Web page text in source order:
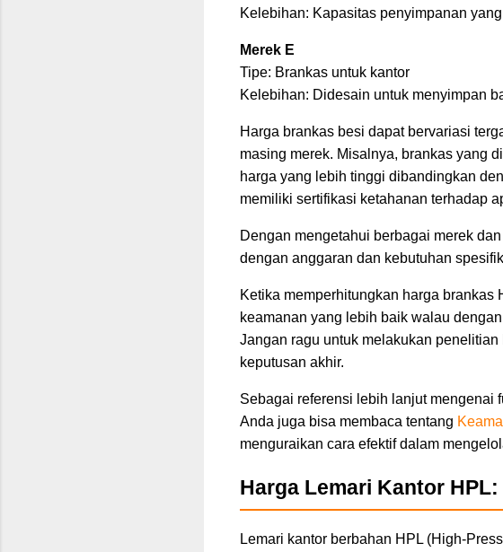
Kelebihan: Kapasitas penyimpanan
Merek E
Tipe: Brankas untuk kantor
Kelebihan: Didesain untuk menyimpan
Harga brankas besi dapat bervariasi
masing merek. Misalnya, brankas yang
harga yang lebih tinggi dibandingkan
memiliki sertifikasi ketahanan terhadap
Dengan mengetahui berbagai merek
dengan anggaran dan kebutuhan
Ketika memperhitungkan harga
keamanan yang lebih baik walau
Jangan ragu untuk melakukan
keputusan akhir.
Sebagai referensi lebih lanjut mengenai
Anda juga bisa membaca tentang
menguraikan cara efektif dalam
Harga Lemari Kantor
Lemari kantor berbahan HPL (High-